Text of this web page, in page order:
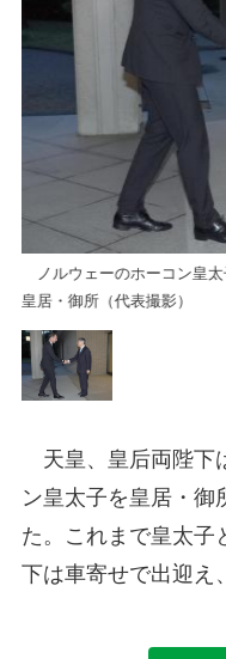
ノルウェーのホーコン皇太
皇居・御所（代表撮影）
天皇、皇后両陛下
ン皇太子を皇居・御
た。これまで皇太子
下は車寄せで出迎え